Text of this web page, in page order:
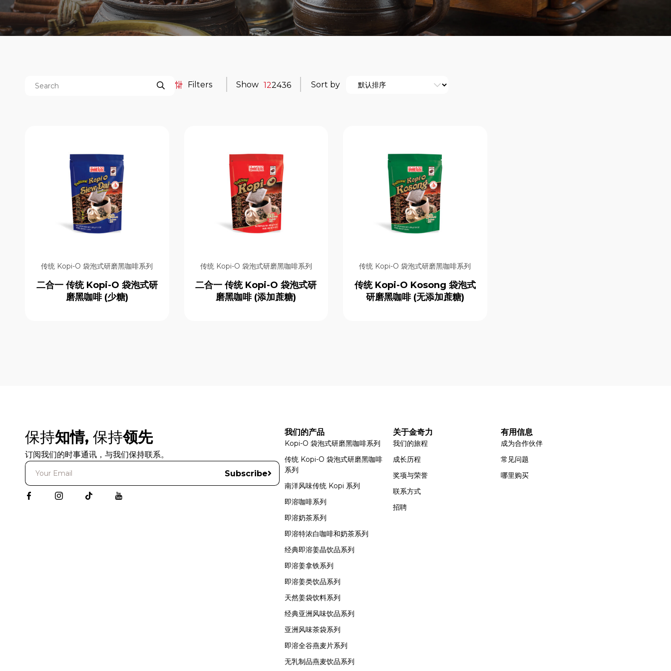
Filters
Boat Noodle
Duo-Brew Coffee Series
Kopi-O 袋泡式研磨黑咖啡系列
亚洲风味茶袋系列
传统 Kopi-O 袋泡式研磨黑咖啡
系列
南洋风味传统 Kopi 系列
即溶全谷燕麦片系列
即溶姜拿铁系列
即溶姜类饮品系列
即溶特浓白咖啡和奶茶系列
天然姜袋饮料系列
意式烘焙咖啡豆系列
Show 122436 Sort by
传统 Kopi-O 袋泡式研磨黑咖啡系列
二合一 传统 Kopi-O 袋泡式研
磨黑咖啡 (少糖)
传统 Kopi-O 袋泡式研磨黑咖啡系列
二合一 传统 Kopi-O 袋泡式研
磨黑咖啡 (添加蔗糖)
传统 Kopi-O 袋泡式研磨黑咖啡系列
传统 Kopi-O Kosong 袋泡式
研磨黑咖啡 (无添加蔗糖)
保持知情, 保持领先
订阅我们的时事通讯，与我们保持联系。
Subscribe
我们的产品
Kopi-O 袋泡式研磨黑咖啡系列
传统 Kopi-O 袋泡式研磨黑咖啡
系列
南洋风味传统 Kopi 系列
即溶咖啡系列
即溶奶茶系列
即溶特浓白咖啡和奶茶系列
经典即溶姜晶饮品系列
即溶姜拿铁系列
即溶姜类饮品系列
天然姜袋饮料系列
经典亚洲风味饮品系列
亚洲风味茶袋系列
即溶全谷燕麦片系列
无乳制品燕麦饮品系列
关于金奇力
我们的旅程
成长历程
奖项与荣誉
联系方式
招聘
有用信息
成为合作伙伴
常见问题
哪里购买